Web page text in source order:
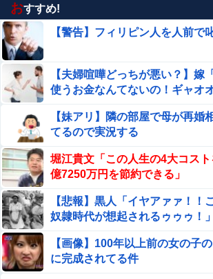
おすすめ!
【警告】フィリピン人を人前で
【夫婦喧嘩どっちが悪い？】嫁
使うお金なんてないの！ギャオ
【妹アリ】隣の部屋で母が再婚
てるので実況する
堀江貴文「この人生の4大コス
億7250万円を節約できる」
【悲報】黒人「イヤアァァ！！
奴隷時代が想起されるゥゥゥ！」
【画像】100年以上前の女の子
に完成されてる件